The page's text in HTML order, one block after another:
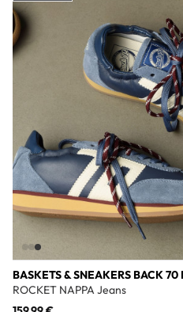
BASKETS & SNEAKERS BACK 70
ROCKET NAPPA Jeans